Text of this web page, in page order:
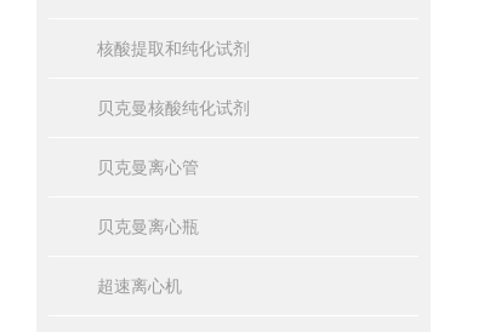
核酸提取和纯化试剂
贝克曼核酸纯化试剂
贝克曼离心管
贝克曼离心瓶
超速离心机